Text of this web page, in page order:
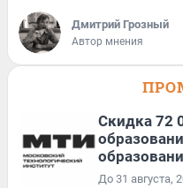
Дмитрий Грозный
Автор мнения
Скидка 72
До 31 августа,